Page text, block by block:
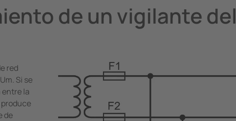
vigilancia de resistencias de aislamiento
de las normas
de un vigilante del
red
Si se
la
produce
de